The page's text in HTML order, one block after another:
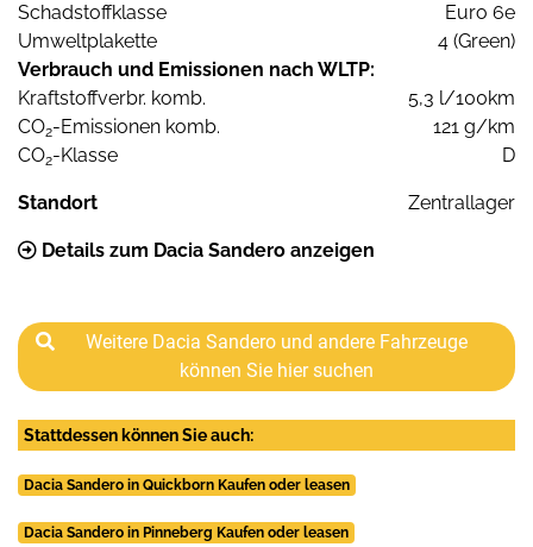
Schadstoffklasse
Euro 6e
Umweltplakette
4 (Green)
Verbrauch und Emissionen nach WLTP:
Kraftstoffverbr. komb.
5,3 l/100km
CO2-Emissionen komb.
121 g/km
CO2-Klasse D
Standort Zentrallager
Details zum Dacia Sandero anzeigen
Weitere Dacia Sandero und andere Fahrzeuge
können Sie hier suchen
Stattdessen können Sie auch:
Dacia Sandero in Quickborn Kaufen oder leasen
Dacia Sandero in Pinneberg Kaufen oder leasen